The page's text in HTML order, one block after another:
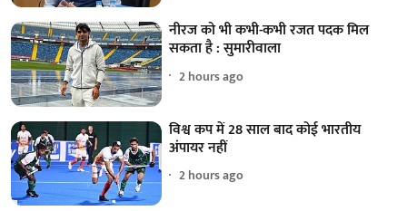
नीरज को भी कभी-कभी रजत पदक मिल
सकता है : सुमारीवाला
2 hours ago
विश्व कप में 28 साल बाद कोई भारतीय
अंपायर नहीं
2 hours ago